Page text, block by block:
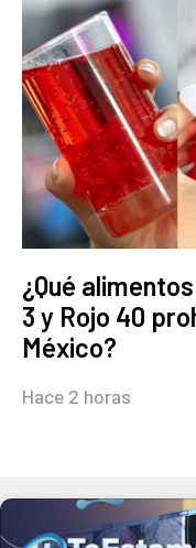
¿Qué
3 y Rojo 40
México?
Hace 2 horas